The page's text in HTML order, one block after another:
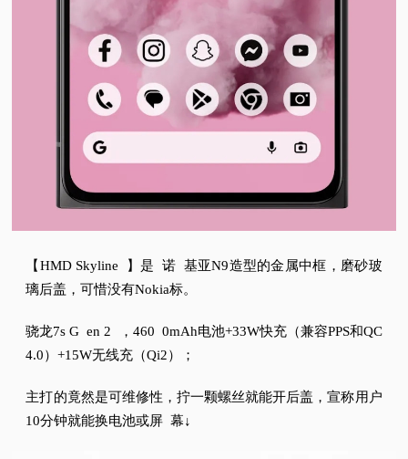
【HMD Skyline 】是 诺 基亚N9造型的金属中框，磨砂玻
璃后盖，可惜没有Nokia标。
骁龙7s G en 2 ，460 0mAh电池+33W快充（兼容PPS和QC
4.0）+15W无线充（Qi2）；
主打的竟然是可维修性，拧一颗螺丝就能开后盖，宣称用户
10分钟就能换电池或屏 幕↓